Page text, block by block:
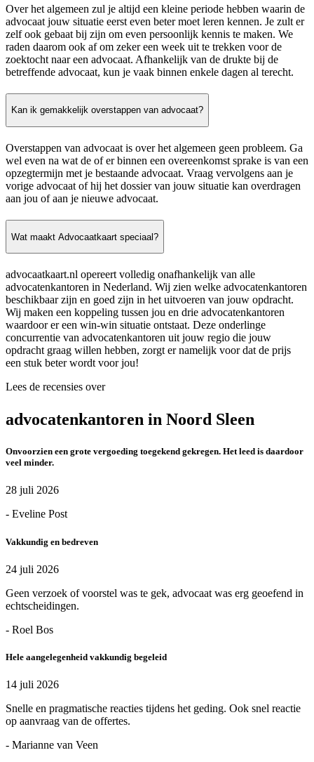
Over het algemeen zul je altijd een kleine periode hebben waarin de
advocaat jouw situatie eerst even beter moet leren kennen. Je zult er
zelf ook gebaat bij zijn om even persoonlijk kennis te maken. We
raden daarom ook af om zeker een week uit te trekken voor de
zoektocht naar een advocaat. Afhankelijk van de drukte bij de
betreffende advocaat, kun je vaak binnen enkele dagen al terecht.
Kan ik gemakkelijk overstappen van advocaat?
Overstappen van advocaat is over het algemeen geen probleem. Ga
wel even na wat de of er binnen een overeenkomst sprake is van een
opzegtermijn met je bestaande advocaat. Vraag vervolgens aan je
vorige advocaat of hij het dossier van jouw situatie kan overdragen
aan jou of aan je nieuwe advocaat.
Wat maakt Advocaatkaart speciaal?
advocaatkaart.nl opereert volledig onafhankelijk van alle
advocatenkantoren in Nederland. Wij zien welke advocatenkantoren
beschikbaar zijn en goed zijn in het uitvoeren van jouw opdracht.
Wij maken een koppeling tussen jou en drie advocatenkantoren
waardoor er een win-win situatie ontstaat. Deze onderlinge
concurrentie van advocatenkantoren uit jouw regio die jouw
opdracht graag willen hebben, zorgt er namelijk voor dat de prijs
een stuk beter wordt voor jou!
Lees de recensies over
advocatenkantoren in Noord Sleen
Onvoorzien een grote vergoeding toegekend gekregen. Het leed is daardoor
veel minder.
28 juli 2026
- Eveline Post
Vakkundig en bedreven
24 juli 2026
Geen verzoek of voorstel was te gek, advocaat was erg geoefend in
echtscheidingen.
- Roel Bos
Hele aangelegenheid vakkundig begeleid
14 juli 2026
Snelle en pragmatische reacties tijdens het geding. Ook snel reactie
op aanvraag van de offertes.
- Marianne van Veen